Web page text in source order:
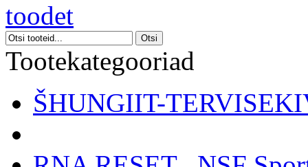
toodet
Tootekategooriad
ŠHUNGIIT-